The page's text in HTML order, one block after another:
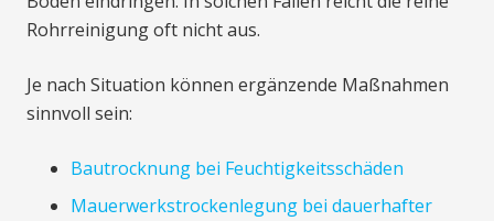
Rohrreinigung oft nicht aus.
Je nach Situation können ergänzende Maßnahmen
sinnvoll sein:
Bautrocknung bei Feuchtigkeitsschäden
Mauerwerkstrockenlegung bei dauerhafter